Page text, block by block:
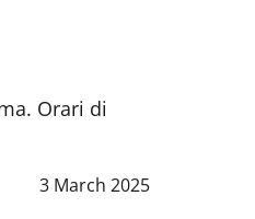
Orari di
Data notizia:
3 March 2025